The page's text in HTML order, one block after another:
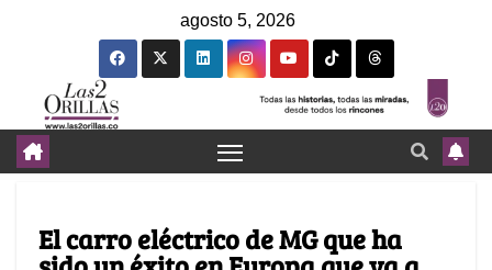
agosto 5, 2026
El carro eléctrico de MG que ha